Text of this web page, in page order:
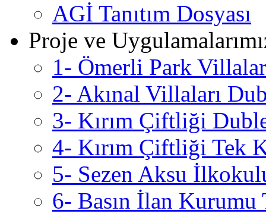
AGİ Tanıtım Dosyası
Proje ve
1- Ömerli Park
2- Akınal Villaları
3- Kırım Çiftliği
4- Kırım Çiftliği Tek
5- Sezen Aksu
6- Basın İlan